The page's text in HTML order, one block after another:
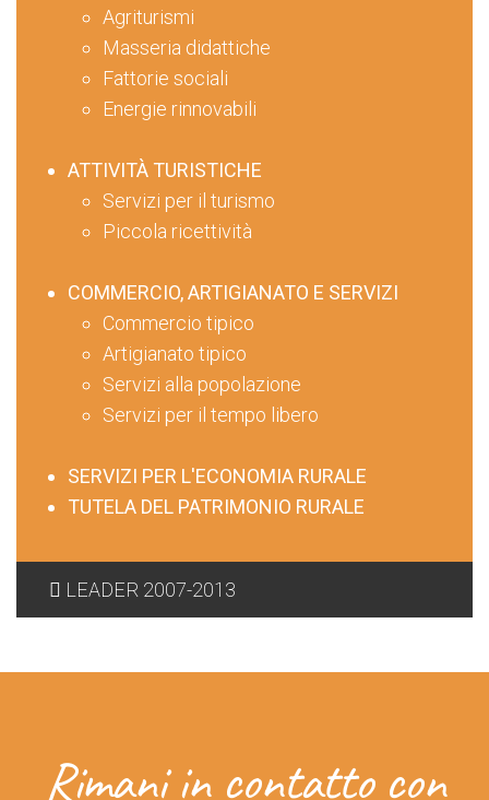
Agriturismi
Masseria didattiche
Fattorie sociali
Energie rinnovabili
ATTIVITÀ TURISTICHE
Servizi per il turismo
Piccola ricettività
COMMERCIO, ARTIGIANATO E SERVIZI
Commercio tipico
Artigianato tipico
Servizi alla popolazione
Servizi per il tempo libero
SERVIZI PER L'ECONOMIA RURALE
TUTELA DEL PATRIMONIO RURALE
LEADER 2007-2013
Rimani in contatto con